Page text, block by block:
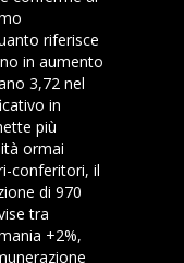
riferisce
in aumento
3,72 nel
in
più
ormai
conferitori, il
di 970
tra
+2%,